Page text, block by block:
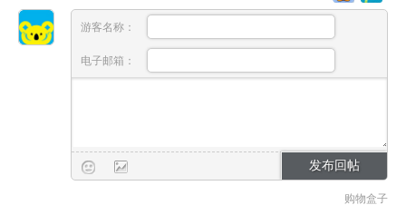
游客名称：
电子邮箱：
购物盒子